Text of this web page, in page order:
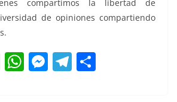
compartimos la libertad de
de opiniones compartiendo
E W M T